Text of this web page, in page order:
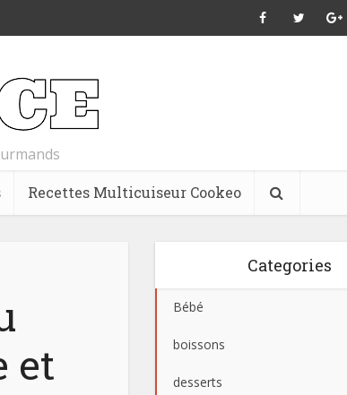
Recettes Multicuiseur Cookeo
et
Categories
Bébé
boissons
desserts